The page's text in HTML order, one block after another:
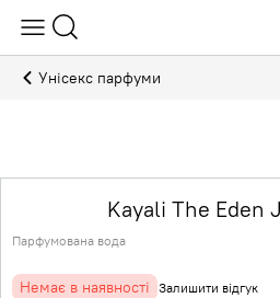
Унісекс парфуми
Kayali The Eden
Парфумована вода
Немає в наявності Залишити відгук